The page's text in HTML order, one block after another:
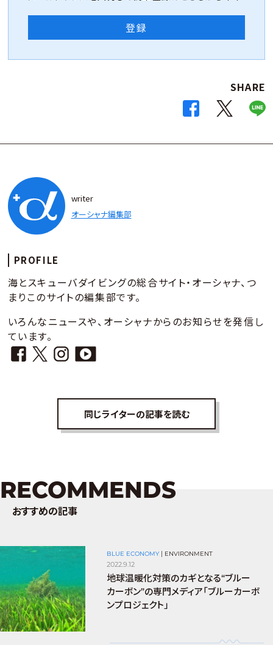
登録
SHARE
writer
オーシャナ編集部
PROFILE
海とスキューバダイビングの総合サイト・オーシャナ、つ
まりこのサイトの編集部です。
いろんなニュースや、オーシャナからのお知らせを発信し
ています。
同じライターの記事を読む
RECOMMENDS
おすすめの記事
BLUE ECONOMY ENVIRONMENT
2022.9.12
地球温暖化対策のカギとなる“ブルー
カーボン”の専門メディア「ブルーカーボ
ンプロジェクト」